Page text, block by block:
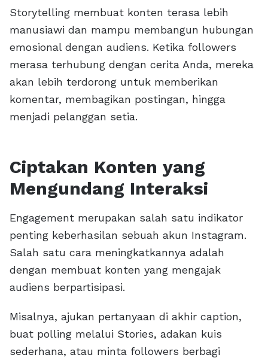
Storytelling membuat konten terasa lebih
manusiawi dan mampu membangun hubungan
emosional dengan audiens. Ketika followers
merasa terhubung dengan cerita Anda, mereka
akan lebih terdorong untuk memberikan
komentar, membagikan postingan, hingga
menjadi pelanggan setia.
Ciptakan Konten yang
Mengundang Interaksi
Engagement merupakan salah satu indikator
penting keberhasilan sebuah akun Instagram.
Salah satu cara meningkatkannya adalah
dengan membuat konten yang mengajak
audiens berpartisipasi.
Misalnya, ajukan pertanyaan di akhir caption,
buat polling melalui Stories, adakan kuis
sederhana, atau minta followers berbagi